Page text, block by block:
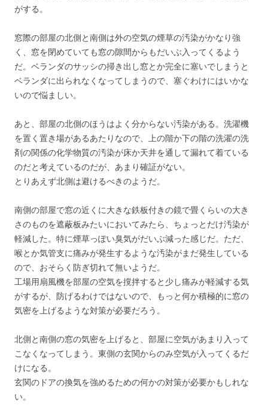
がする。
窓際の部屋の北側と南側は外の空気の煙草の汚染がかなり強
く、窓を閉めていても窓の隙間からもだいぶ入ってくるよう
だ。ベランダのサッシの掃き出し窓とか完全に塞いでしまうと
ベランダに出られなくなってしまうので、塞ぐわけにはいかな
いので悩ましい。
あと、部屋の北側のほうはよく分からない汚染がある。洗濯機
を置く置き場があるあたりなので、上の階か下の階の洗濯の洗
剤の関係の化学物質の汚染が床か天井を通して漏れて着ている
のだと考えているのだが、あまり確証がない。
とりあえず北側は避けるべきのようだ。
南側の部屋で窓の近くに大きな鉄板付きの鏡で畳くらいの大き
さのものを遮蔽板みたいにおいてみたら、ちょっとだけ汚染が
軽減した。特に煙草っぽい臭気がだいぶ減った感じだ。ただ、
喉とか気管支に痛みが発生するような汚染がまだ発生している
ので、おそらく防ぎ切れて無いようだ。
工場用扇風機を部屋の空気を撹拌すると少し痛みが軽減する気
がするが、防げるわけではないので、もっと何か積極的に窓の
気密を上げるような対策が必要だろう。
北側と南側の窓の気密を上げると、部屋に空気があまり入って
こなくなってしまう。東側の玄関からのみ空気が入ってくるだ
けになる。
玄関のドアの換気を強めるための何かの対策が必要かもしれな
い。